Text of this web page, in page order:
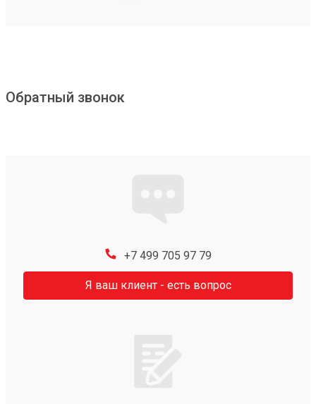
Обратный звонок
+7 499 705 97 79
Я ваш клиент - есть вопрос